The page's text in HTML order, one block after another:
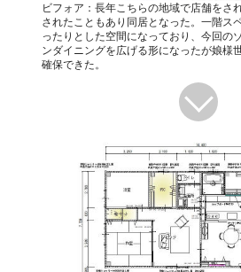
ビフォア：長年こちらの地域で店舗をさ
されたこともあり同居となった。一階ス
ったりとした空間になっており、今回の
ンダイニングを広げる形になったが娘様
確保できた。